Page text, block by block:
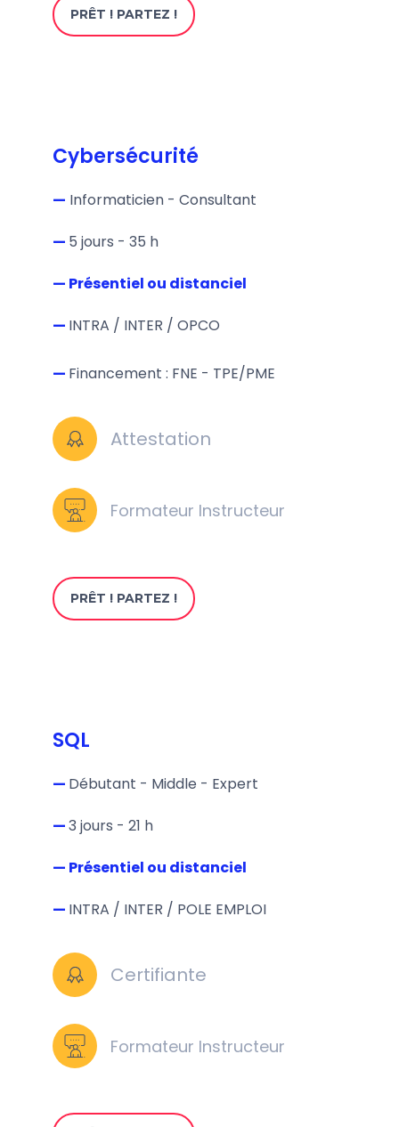
PRÊT ! PARTEZ !
Cybersécurité
— Informaticien - Consultant
— 5 jours - 35 h
— Présentiel ou distanciel
— INTRA / INTER / OPCO
— Financement : FNE - TPE/PME
Attestation
Formateur Instructeur
PRÊT ! PARTEZ !
SQL
— Débutant - Middle - Expert
—3 jours - 21 h
— Présentiel ou distanciel
— INTRA / INTER / POLE EMPLOI
Certifiante
Formateur Instructeur